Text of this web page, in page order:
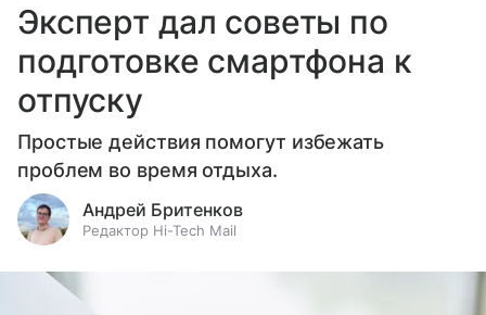
Эксперт дал советы по
подготовке смартфона к
отпуску
Простые действия помогут избежать
проблем во время отдыха.
Андрей Бритенков
Редактор Hi-Tech Mail